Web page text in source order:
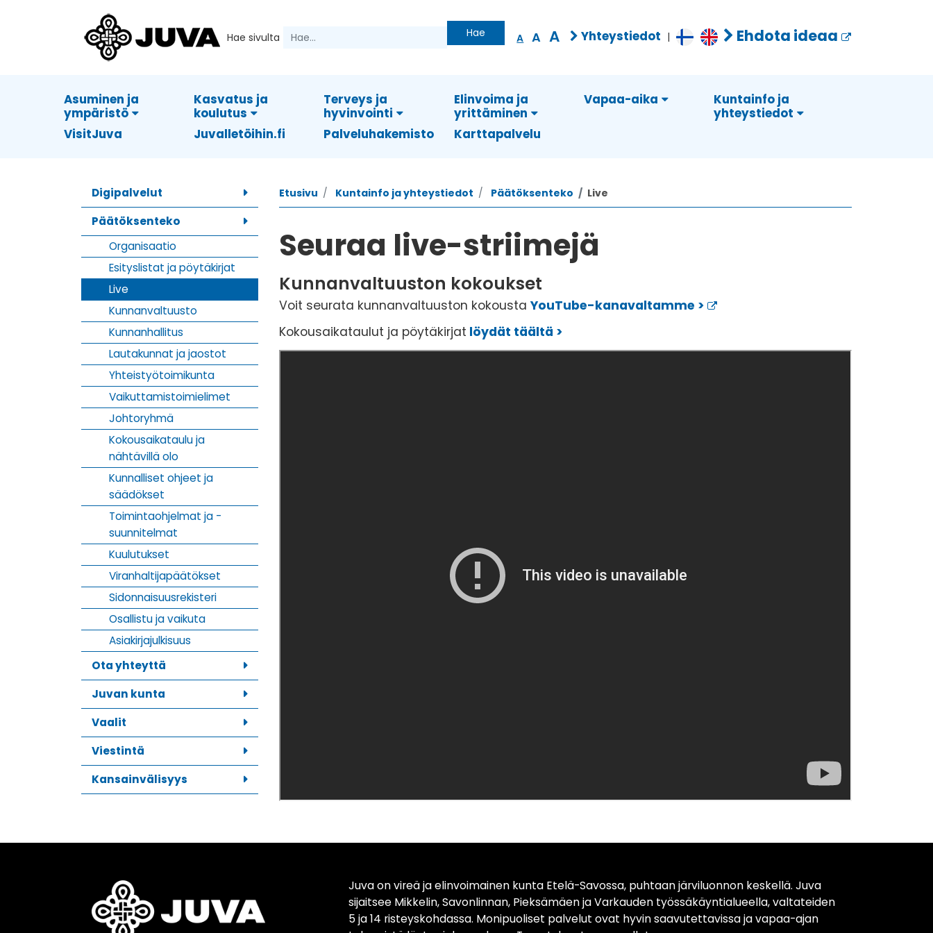
Hae sivulta Hae A A A Yhteystiedot | Ehdota ideaa
Asuminen ja
ympäristö
Kasvatus ja
koulutus
Terveys ja
hyvinvointi
Elinvoima ja
yrittäminen
Vapaa-aika
Kuntainfo ja
yhteystiedot
VisitJuva
Juvalletöihin.fi Palveluhakemisto Karttapalvelu
Digipalvelut
Päätöksenteko
Organisaatio
Esityslistat ja pöytäkirjat
Live
Kunnanvaltuusto
Kunnanhallitus
Lautakunnat ja jaostot
Yhteistyötoimikunta
Vaikuttamistoimielimet
Johtoryhmä
Kokousaikataulu ja
nähtävillä olo
Kunnalliset ohjeet ja
säädökset
Toimintaohjelmat ja -
suunnitelmat
Kuulutukset
Viranhaltijapäätökset
Sidonnaisuusrekisteri
Osallistu ja vaikuta
Asiakirjajulkisuus
Ota yhteyttä
Juvan kunta
Vaalit
Viestintä
Kansainvälisyys
Etusivu Kuntainfo ja yhteystiedot Päätöksenteko Live
Seuraa live-striimejä
Kunnanvaltuuston kokoukset
Voit seurata kunnanvaltuuston kokousta YouTube-kanavaltamme >
Kokousaikataulut ja pöytäkirjat löydät täältä >
Juva on vireä ja elinvoimainen kunta Etelä-Savossa, puhtaan järviluonnon keskellä. Juva
sijaitsee Mikkelin, Savonlinnan, Pieksämäen ja Varkauden työssäkäyntialueella, valtateiden
5 ja 14 risteyskohdassa. Monipuoliset palvelut ovat hyvin saavutettavissa ja vapaa-ajan